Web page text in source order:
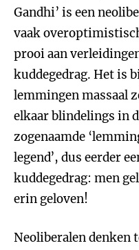
Gandhi’ is een
vaak
prooi aan
kuddegedrag. Het is
lemmingen massaal
elkaar blindelings in
zogenaamde
legend’, dus eerder
kuddegedrag: men
erin geloven!
Neoliberalen denken